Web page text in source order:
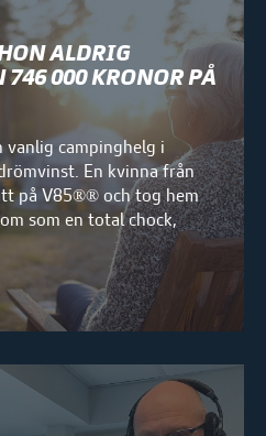
ALDRIG
746 000 KRONOR PÅ
vanlig campinghelg i
En kvinna från
på V85®® och tog hem
som en total chock,